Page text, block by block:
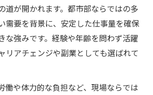
道が開かれます。都市部ならではの多
需要を背景に、安定した仕事量を確保
な強みです。経験や年齢を問わず活躍
リアチェンジや副業としても選ばれて
働や体力的な負担など、現場ならでは